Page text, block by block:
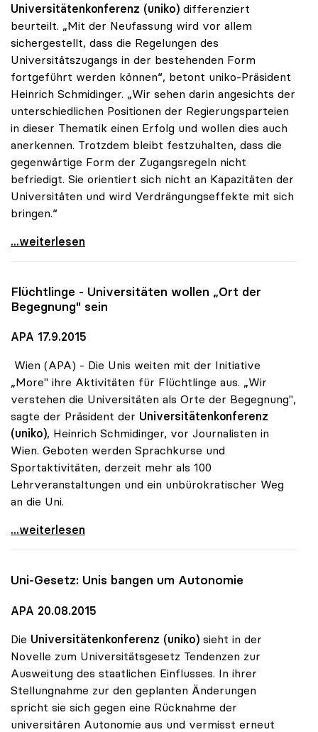
Universitätenkonferenz (uniko) differenziert
beurteilt. „Mit der Neufassung wird vor allem
sichergestellt, dass die Regelungen des
Universitätszugangs in der bestehenden Form
fortgeführt werden können“, betont uniko-Präsident
Heinrich Schmidinger. „Wir sehen darin angesichts der
unterschiedlichen Positionen der Regierungsparteien
in dieser Thematik einen Erfolg und wollen dies auch
anerkennen. Trotzdem bleibt festzuhalten, dass die
gegenwärtige Form der Zugangsregeln nicht
befriedigt. Sie orientiert sich nicht an Kapazitäten der
Universitäten und wird Verdrängungseffekte mit sich
bringen.“
Schmidinger zu Uni-Zugang: Kernfrage trotz
...weiterlesen
Flüchtlinge - Universitäten wollen „Ort der
Begegnung" sein
APA 17.9.2015
Wien (APA) - Die Unis weiten mit der Initiative
„More" ihre Aktivitäten für Flüchtlinge aus. „Wir
verstehen die Universitäten als Orte der Begegnung",
sagte der Präsident der Universitätenkonferenz
(uniko), Heinrich Schmidinger, vor Journalisten in
Wien. Geboten werden Sprachkurse und
Sportaktivitäten, derzeit mehr als 100
Lehrveranstaltungen und ein unbürokratischer Weg
an die Uni.
Flüchtlinge - Universitäten wollen „Ort der
...weiterlesen
Uni-Gesetz: Unis bangen um Autonomie
APA 20.08.2015
Die Universitätenkonferenz (uniko) sieht in der
Novelle zum Universitätsgesetz Tendenzen zur
Ausweitung des staatlichen Einflusses. In ihrer
Stellungnahme zur den geplanten Änderungen
spricht sie sich gegen eine Rücknahme der
universitären Autonomie aus und vermisst erneut